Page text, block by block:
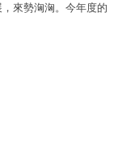
來勢洶洶。今年度的